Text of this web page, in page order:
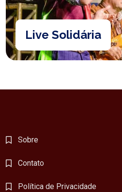
Live Solidária
Sobre
Contato
Política de Privacidade